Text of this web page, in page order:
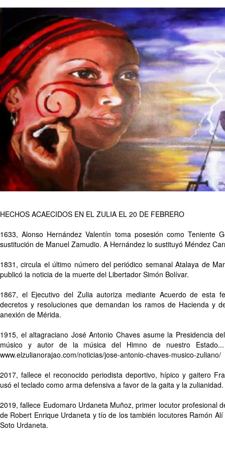
HECHOS ACAECIDOS EN EL ZULIA EL 20 DE FEBRERO
1633, Alonso Hernández Valentín toma posesión como Teniente
sustitución de Manuel Zamudio. A Hernández lo sustituyó Méndez
1831, circula el último número del periódico semanal Atalaya de
publicó la noticia de la muerte del Libertador Simón Bolívar.
1867, el Ejecutivo del Zulia autoriza mediante Acuerdo de esta
decretos y resoluciones que demandan los ramos de Hacienda y
anexión de Mérida.
1915, el altagraciano José Antonio Chaves asume la Presidencia
músico y autor de la música del Himno de nuestro
www.elzulianorajao.com/noticias/jose-antonio-chaves-musico-zuliano/
2017, fallece el reconocido periodista deportivo, hípico y gaitero
usó el teclado como arma defensiva a favor de la gaita y la zulianidad.
2019, fallece Eudomaro Urdaneta Muñoz, primer locutor profesional
de Robert Enrique Urdaneta y tío de los también locutores Ramón
Soto Urdaneta.